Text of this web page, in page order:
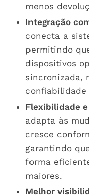
menos
Integração
conecta a
permitindo
dispositivos
sincronizada,
confiabilidade
Flexibilidade
adapta às
cresce
garantindo
forma
maiores.
Melhor